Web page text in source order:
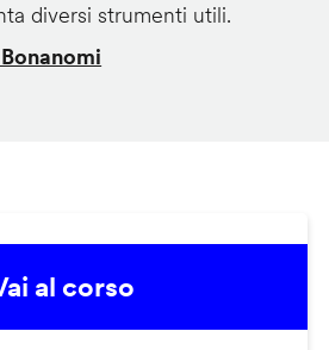
diversi strumenti utili.
al corso